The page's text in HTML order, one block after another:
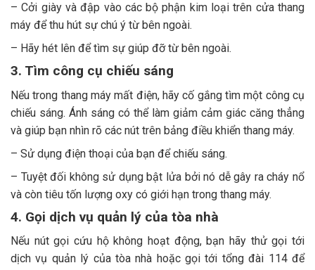
– Cởi giày và đập vào các bộ phận kim loại trên cửa thang
máy để thu hút sự chú ý từ bên ngoài.
– Hãy hét lên để tìm sự giúp đỡ từ bên ngoài.
3. Tìm công cụ chiếu sáng
Nếu trong thang máy mất điện, hãy cố gắng tìm một công cụ
chiếu sáng. Ánh sáng có thể làm giảm cảm giác căng thẳng
và giúp bạn nhìn rõ các nút trên bảng điều khiển thang máy.
– Sử dụng điện thoại của bạn để chiếu sáng.
– Tuyệt đối không sử dụng bật lửa bởi nó dễ gây ra cháy nổ
và còn tiêu tốn lượng oxy có giới hạn trong thang máy.
4. Gọi dịch vụ quản lý của tòa nhà
Nếu nút gọi cứu hộ không hoạt động, bạn hãy thử gọi tới
dịch vụ quản lý của tòa nhà hoặc gọi tới tổng đài 114 để